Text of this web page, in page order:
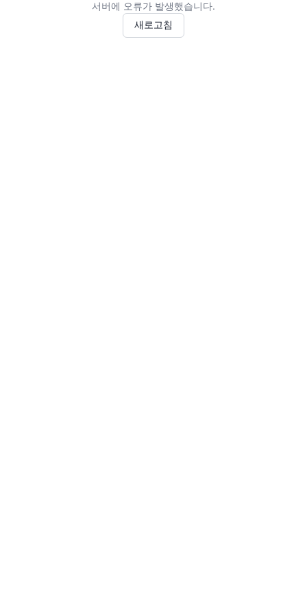
서버에 오류가 발생했습니다.
새로고침